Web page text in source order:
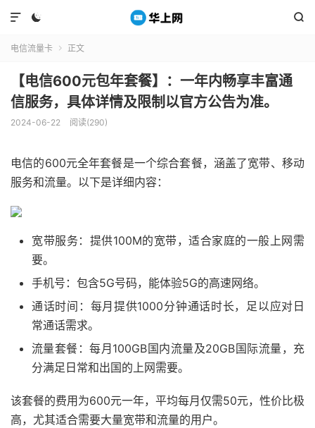
 

电信流量卡  正文
【电信600元包年套餐】：一年内畅享丰富通
信服务，具体详情及限制以官方公告为准。
2024-06-22 阅读(290)
电信的600元全年套餐是一个综合套餐，涵盖了宽带、移动
服务和流量。以下是详细内容：
宽带服务：提供100M的宽带，适合家庭的一般上网需
要。
手机号：包含5G号码，能体验5G的高速网络。
通话时间：每月提供1000分钟通话时长，足以应对日
常通话需求。
流量套餐：每月100GB国内流量及20GB国际流量，充
分满足日常和出国的上网需要。
该套餐的费用为600元一年，平均每月仅需50元，性价比极
高，尤其适合需要大量宽带和流量的用户。